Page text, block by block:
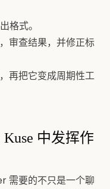
格式。
审查结果，并修正标
再把它变成周期性工
中发挥作
需要的不只是一个聊